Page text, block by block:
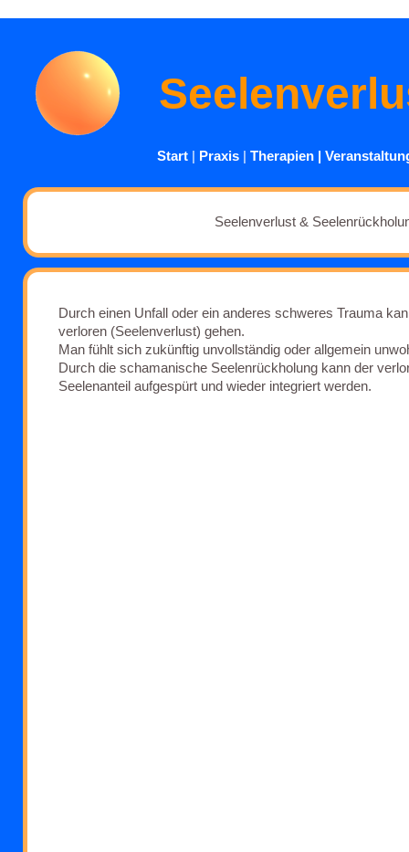
Start | Praxis | Therapien |
Seelenverlust &
Durch einen Unfall oder ein anderes schweres Trauma
verloren (Seelenverlust) gehen.
Man fühlt sich zukünftig unvollständig oder allgemein
Durch die schamanische Seelenrückholung kann der
Seelenanteil aufgespürt und wieder integriert werden.